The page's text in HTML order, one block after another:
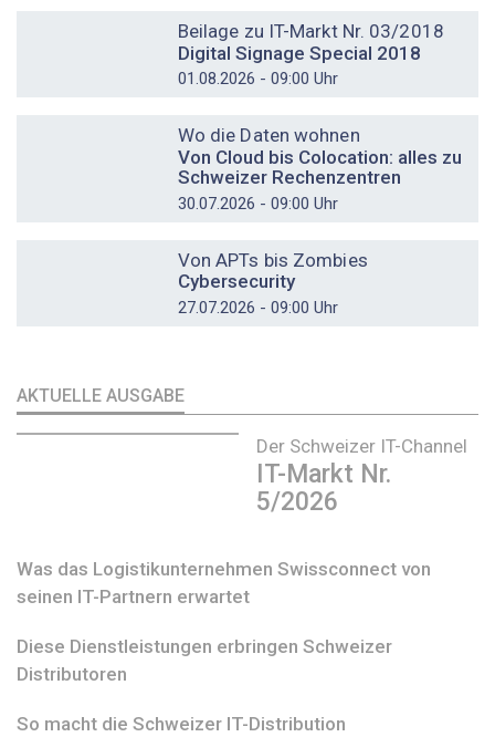
Beilage zu IT-Markt Nr. 03/2018
Digital Signage Special 2018
01.08.2026 - 09:00 Uhr
Wo die Daten wohnen
Von Cloud bis Colocation: alles zu
Schweizer Rechenzentren
30.07.2026 - 09:00 Uhr
Von APTs bis Zombies
Cybersecurity
27.07.2026 - 09:00 Uhr
AKTUELLE AUSGABE
Der Schweizer IT-Channel
IT-Markt Nr.
5/2026
Was das Logistikunternehmen Swissconnect von
seinen IT-Partnern erwartet
Diese Dienstleistungen erbringen Schweizer
Distributoren
So macht die Schweizer IT-Distribution